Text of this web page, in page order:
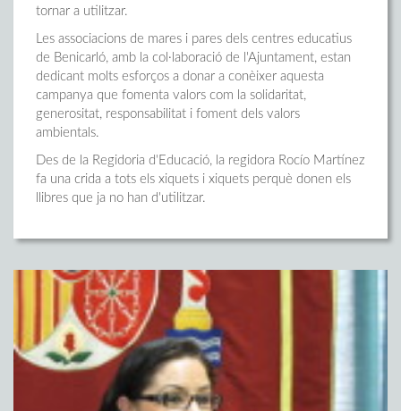
tornar a utilitzar.
Les associacions de mares i pares dels centres educatius
de Benicarló, amb la col·laboració de l'Ajuntament, estan
dedicant molts esforços a donar a conèixer aquesta
campanya que fomenta valors com la solidaritat,
generositat, responsabilitat i foment dels valors
ambientals.
Des de la Regidoria d'Educació, la regidora Rocío Martínez
fa una crida a tots els xiquets i xiquets perquè donen els
llibres que ja no han d'utilitzar.